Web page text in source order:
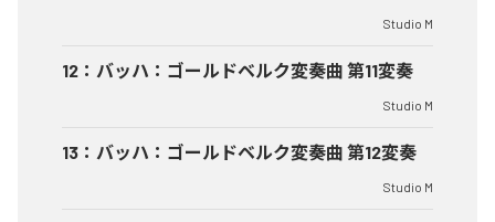
Studio M
12 ： バッハ：ゴールドベルク変奏曲 第11変奏
Studio M
13 ： バッハ：ゴールドベルク変奏曲 第12変奏
Studio M